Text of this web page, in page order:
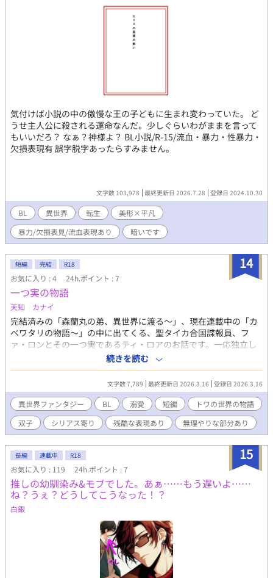
気付けば小説の中の傲慢な王の子どもに生まれ変わっていた。 ど
うせ主人公に殺される運命なんだ。少しぐらいわがままを言って
もいいだろ？ なぁ？神様よ？ BL小説/R-15/流血・暴力・性暴力・
欠損表現有 誤字脱字あったらすみません。
文字数 103,978 最終更新日 2026.7.28 登録日 2024.10.30
BL 異世界 転生
美形×平凡
暴力/欠損表見/流血表現あり
暗いです
14
短編 完結 R18
お気に入り : 4 24h.ポイント : 7
一つ実の物語
天知 カナイ
完結済みの「森蘭丸の弟、異世界に渡る～」、現在連載中の「カ
ベワタリの物語～」の中に出てくる、聖タイカ合国諜報員、フ
ァ・ロンとその一つ実であるティ・ロアのお話です。一応独立し
ておりますのでこれだけでも読めます。こちらを読んでから上記
二作をお読みいただくと、繋がる部分がわかる、くらいのものに
なっています。 おれたちは、一つ実(双子)、いつまでも一緒だー
ーそう誓い合ったはずの二人が運命に翻弄され、引き離される。
ファ・ロンは一つ実のティ・ロアを伴侶とする夢を持っていた。
が、村を襲った盗賊によってその夢は打ち砕かれる。奴隷に売ら
れ、性交の道具として穢されているティ・ロア、諜報機関の養成
所に入れられたファ・ロン。 三十年の時を経て、ようやく二人は
お互いを抱きしめられる。 基本シリアスで暗いです。凌辱表現、
残虐表現ありますのでお気を付けください。双子のカップルです
が、血縁で生まれる設定ではないので近親相姦ではない(つもり)
です。苦手な方はお避け下さい。
続きを読む
文字数 7,789 最終更新日 2026.3.16 登録日 2026.3.16
異世界ファンタジー BL 溺愛 短編
トワの世界の物語
双子
シリアス寄り 残酷な表現あり 無理やりな部分あり
15
長編 連載中 R18
お気に入り : 119 24h.ポイント : 7
推しの幼馴染み&モブでした。あぁ……もう遅いよ……
ね？うぇ？どうしてこうなった！？
白銀